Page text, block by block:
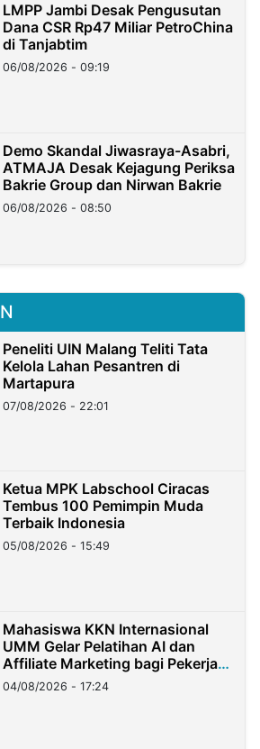
LMPP Jambi Desak Pengusutan
Dana CSR Rp47 Miliar PetroChina
di Tanjabtim
06/08/2026 - 09:19
Demo Skandal Jiwasraya-Asabri,
ATMAJA Desak Kejagung Periksa
Bakrie Group dan Nirwan Bakrie
06/08/2026 - 08:50
Peneliti UIN Malang Teliti Tata
Kelola Lahan Pesantren di
Martapura
07/08/2026 - 22:01
Ketua MPK Labschool Ciracas
Tembus 100 Pemimpin Muda
Terbaik Indonesia
05/08/2026 - 15:49
Mahasiswa KKN Internasional
UMM Gelar Pelatihan AI dan
Affiliate Marketing bagi Pekerja
Migran Indonesia di Taiwan
04/08/2026 - 17:24